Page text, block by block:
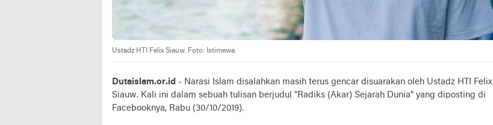
Ustadz HTI Felix Siauw. Foto: Istimewa.
Dutaislam.or.id - Narasi Islam disalahkan masih terus gencar disuarakan oleh Ustadz HTI Felix
Siauw. Kali ini dalam sebuah tulisan berjudul "Radiks (Akar) Sejarah Dunia" yang diposting di
Facebooknya, Rabu (30/10/2019).